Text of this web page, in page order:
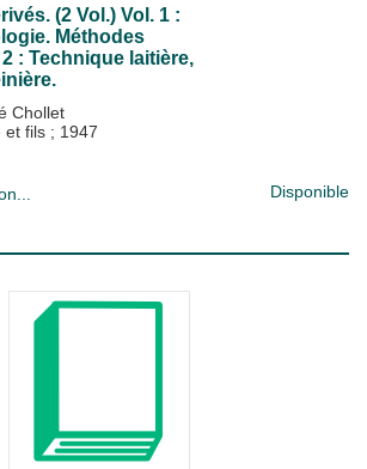
(2 Vol.) Vol. 1 :
Méthodes
: Technique laitière,
Chollet
et fils ; 1947
Disponible